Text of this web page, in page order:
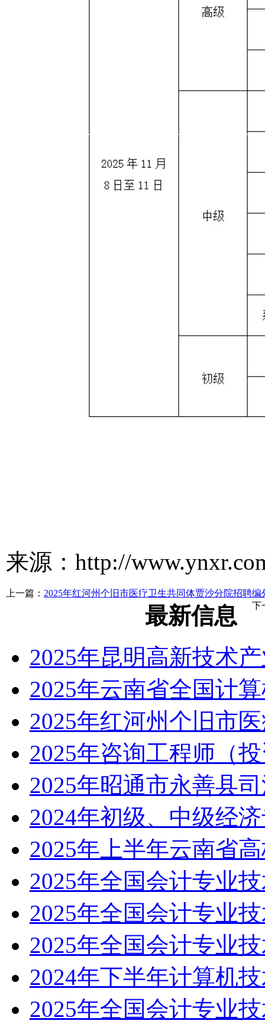
来源：http://
上一篇： 2025年红河州个旧市医疗卫生共同体贾沙分院招聘
下
最新信息
2025年昆明高新技术
2025年云南省全国计
2025年红河州个旧市
2025年咨询工程师（
2025年昭通市永善县
2024年初级、中级经
2025年上半年云南省
2025年全国会计专业
2025年全国会计专业
2025年全国会计专业
2024年下半年计算机
2025年全国会计专业